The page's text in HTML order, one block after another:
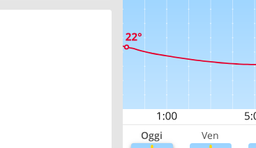
Oggi Ven